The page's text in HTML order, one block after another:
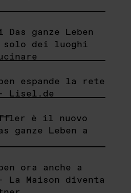
Das ganze Leben
solo dei luoghi
espande la rete
Lisel.de
è il nuovo
ganze Leben a
ora anche a
La Maison diventa